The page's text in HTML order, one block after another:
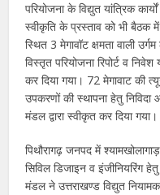
परियोजना के विद्युत यांत्रिक
स्वीकृति के प्रस्ताव को भी बैठक
स्थित 3 मेगावॉट क्षमता वाली
विस्तृत परियोजना रिपोर्ट व
कर दिया गया। 72 मेगावाट की
उपकरणों की स्थापना हेतु
मंडल द्वारा स्वीकृत कर दिया गया।
पिथौरागढ़ जनपद में
सिविल डिजाइन व इंजीनियरिंग
मंडल ने उत्तराखण्ड विद्युत